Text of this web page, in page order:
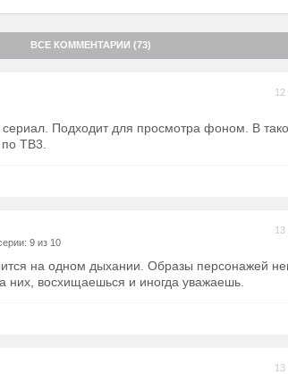
ВСЕ КОММЕНТАРИИ (73)
12
Подходит для просмотра фоном. В
ТВ3.
9 из 10
13
на одном дыхании. Образы персонажей
них, восхищаешься и иногда уважаешь.
13